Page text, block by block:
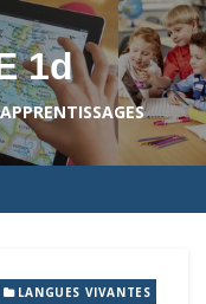
1d
LANGUES VIVANTES